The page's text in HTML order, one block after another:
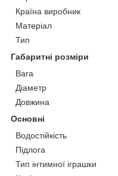
Країна виробник
Матеріал
Тип
Габаритні розміри
Вага
Діаметр
Довжина
Основні
Водостійкість
Підлога
Тип інтимної іграшки